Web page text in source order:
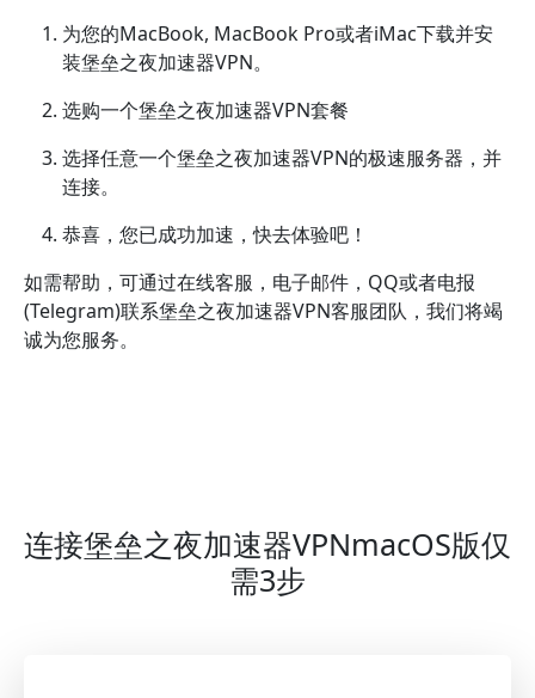
为您的MacBook, MacBook Pro或者iMac下载并安
装堡垒之夜加速器VPN。
选购一个堡垒之夜加速器VPN套餐
选择任意一个堡垒之夜加速器VPN的极速服务器，并
连接。
恭喜，您已成功加速，快去体验吧！
如需帮助，可通过在线客服，电子邮件，QQ或者电报
(Telegram)联系堡垒之夜加速器VPN客服团队，我们将竭
诚为您服务。
连接堡垒之夜加速器VPNmacOS版仅
需3步